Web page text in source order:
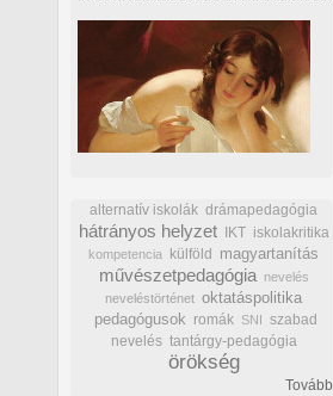
alternatív iskolák drámapedagógia
hátrányos helyzet IKT iskolakritika
kompetencia külföld magyartanítás
művészetpedagógia
nevelés
neveléstörténet oktatáspolitika
pedagógusok romák SNI szabad
nevelés tantárgy-pedagógia
örökség
Tovább